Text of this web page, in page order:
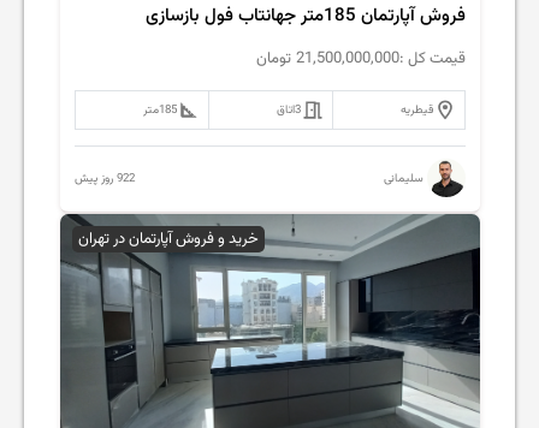
فروش آپارتمان 185متر جهانتاب فول بازسازی
قیمت کل :21,500,000,000 تومان
قیطریه 3اتاق 185متر
سلیمانی 922 روز پیش
خرید و فروش آپارتمان در تهران